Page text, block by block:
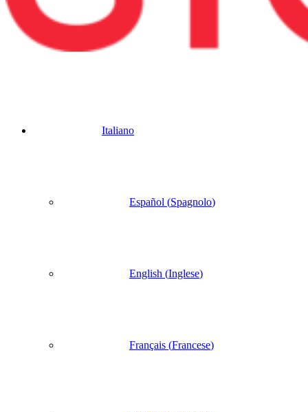
Italiano
Español (Spagnolo)
English (Inglese)
Français (Francese)